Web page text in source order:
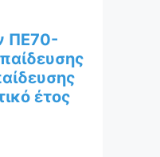
ΠΕ70-
έτος